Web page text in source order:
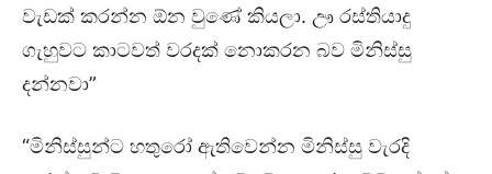
වැඩක් කරන්න ඕන වුණේ කියලා. ඌ රස්තියාදු
ගැහුවට කාටවත් වරදක් නොකරන බව මිනිස්සු
දන්නවා”
“මිනිස්සුන්ට හතුරෝ ඇතිවෙන්න මිනිස්සු වැරදි